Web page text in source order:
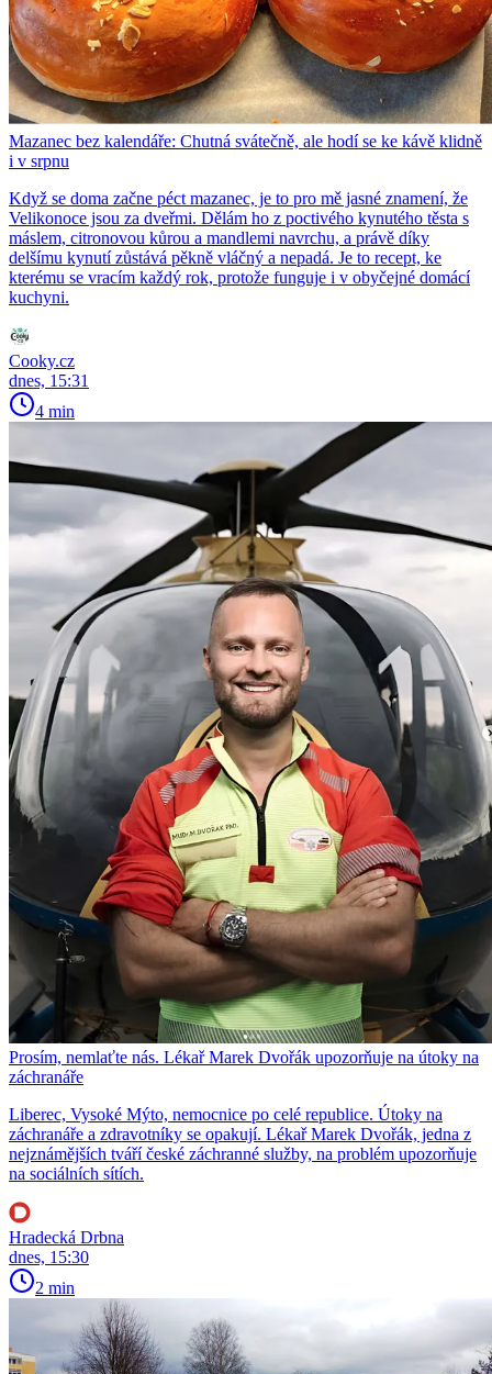
Mazanec bez kalendáře: Chutná svátečně, ale hodí se ke kávě klidně
i v srpnu
Když se doma začne péct mazanec, je to pro mě jasné znamení, že
Velikonoce jsou za dveřmi. Dělám ho z poctivého kynutého těsta s
máslem, citronovou kůrou a mandlemi navrchu, a právě díky
delšímu kynutí zůstává pěkně vláčný a nepadá. Je to recept, ke
kterému se vracím každý rok, protože funguje i v obyčejné domácí
kuchyni.
Cooky.cz
dnes, 15:31
4 min
Prosím, nemlaťte nás. Lékař Marek Dvořák upozorňuje na útoky na
záchranáře
Liberec, Vysoké Mýto, nemocnice po celé republice. Útoky na
záchranáře a zdravotníky se opakují. Lékař Marek Dvořák, jedna z
nejznámějších tváří české záchranné služby, na problém upozorňuje
na sociálních sítích.
Hradecká Drbna
dnes, 15:30
2 min